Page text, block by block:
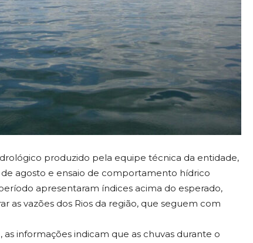
produzido pela equipe técnica da entidade,
agosto e ensaio de comportamento hídrico
apresentaram índices acima do esperado,
as vazões dos Rios da região, que seguem com
as informações indicam que as chuvas durante o